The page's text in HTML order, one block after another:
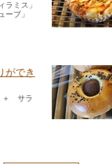
ラミス」
ーブ」
ができ
＋ サラ